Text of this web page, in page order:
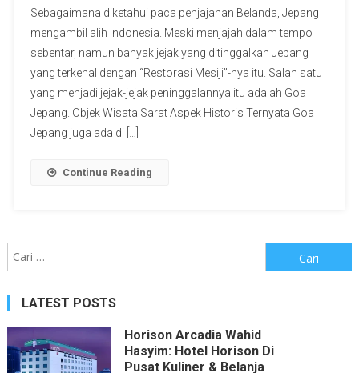
Sebagaimana diketahui paca penjajahan Belanda, Jepang
mengambil alih Indonesia. Meski menjajah dalam tempo
sebentar, namun banyak jejak yang ditinggalkan Jepang
yang terkenal dengan “Restorasi Mesiji”-nya itu. Salah satu
yang menjadi jejak-jejak peninggalannya itu adalah Goa
Jepang. Objek Wisata Sarat Aspek Historis Ternyata Goa
Jepang juga ada di […]
Continue Reading
untuk:
LATEST POSTS
Horison Arcadia Wahid
Hasyim: Hotel Horison Di
Pusat Kuliner & Belanja